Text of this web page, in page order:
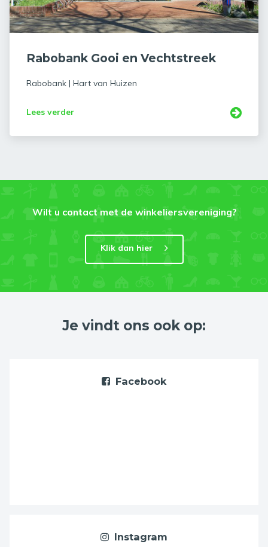
Rabobank Gooi en Vechtstreek
Rabobank | Hart van Huizen
Lees verder
Wilt u contact met de winkeliersvereniging?
Klik dan hier
Je vindt ons ook op:
Facebook
Instagram